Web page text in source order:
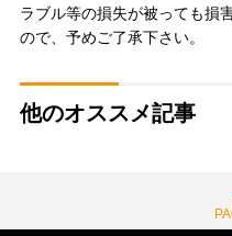
ラブル等の損失が被っても損
ので、予めご了承下さい。
他のオススメ記事